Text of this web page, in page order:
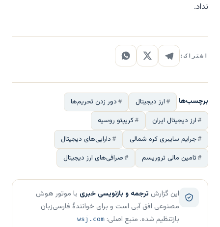
نداد.
اشتراک:
برچسب‌ها ارز دیجیتال
دور زدن تحریم‌ها
ارز دیجیتال ایران
کریپتو روسیه
جرایم سایبری کره شمالی
دارایی‌های دیجیتال
تامین مالی تروریسم
صرافی‌های ارز دیجیتال
این گزارش ترجمه و بازنویسی خبری با موتور هوش
مصنوعی افق آبی است و برای خوانندهٔ فارسی‌زبان
بازتنظیم شده. منبع اصلی: wsj.com